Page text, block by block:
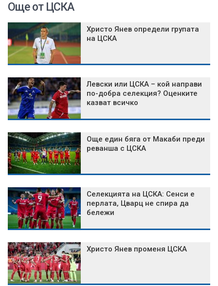
Още от ЦСКА
Христо Янев определи групата
на ЦСКА
Левски или ЦСКА – кой направи
по-добра селекция? Оценките
казват всичко
Още един бяга от Макаби преди
реванша с ЦСКА
Селекцията на ЦСКА: Сенси е
перлата, Цварц не спира да
бележи
Христо Янев променя ЦСКА